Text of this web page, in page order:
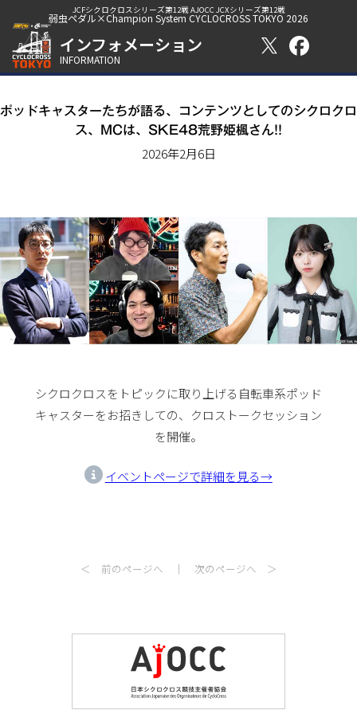
JCFシクロクロスシリーズ第12戦 AJOCC JCXシリーズ第12戦
弱虫ペダル×Champion System CYCLOCROSS TOKYO 2026
インフォメーション
INFORMATION
ポッドキャスターたちが語る、コンテンツとしてのシクロクロ
ス、MCは、SKE48荒野姫楓さん!!
2026年2月6日
シクロクロスをトピックに取り上げる自転車系ポッド
キャスターをお招きしての、クロストークセッション
を開催。
イベントページで詳細を見る→
＜ 前のページへ ｜ 次のページへ ＞